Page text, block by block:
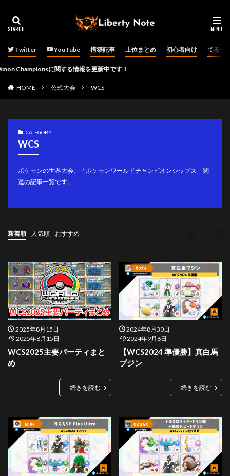
Twitter YouTube 構築記事 上位まとめ 初心者向け てるチ
に関する情報を更新中です！
HOME 公式大会 WCS
CATEGORY
WCS
ポケモンの世界大会、「ポケモンワールドチャンピオンシップス」関
連の記事一覧です。
新着順 人気順 おすすめ
2025年8月15日
2025年8月15日
WCS2025主要パーティまと
め
続きを読む
2024年8月30日
2024年9月6日
【WCS2024 準優勝】真白馬
ブジン
続きを読む